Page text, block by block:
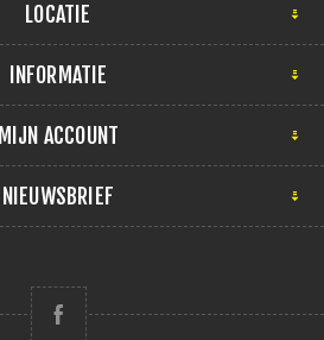
LOCATIE
INFORMATIE
MIJN ACCOUNT
NIEUWSBRIEF